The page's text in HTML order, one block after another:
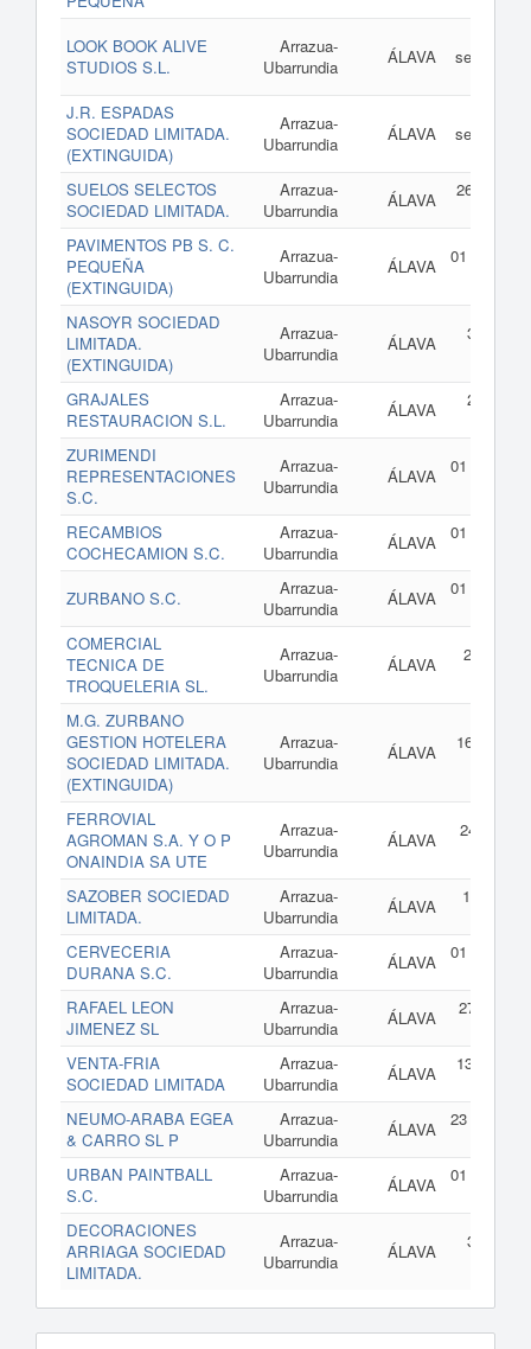
LOOK BOOK ALIVE
STUDIOS S.L.
Arrazua-
Ubarrundia
ÁLAVA
J.R. ESPADAS
SOCIEDAD LIMITADA.
(EXTINGUIDA)
Arrazua-
Ubarrundia
ÁLAVA
SUELOS SELECTOS
SOCIEDAD LIMITADA.
Arrazua-
Ubarrundia
ÁLAVA
26 de
PAVIMENTOS PB S. C.
PEQUEÑA
(EXTINGUIDA)
Arrazua-
Ubarrundia
ÁLAVA
01 de
NASOYR SOCIEDAD
LIMITADA.
(EXTINGUIDA)
Arrazua-
Ubarrundia
ÁLAVA
30 de
GRAJALES
RESTAURACION S.L.
Arrazua-
Ubarrundia
ÁLAVA
22 de
ZURIMENDI
REPRESENTACIONES
S.C.
Arrazua-
Ubarrundia
ÁLAVA
01 de
RECAMBIOS
COCHECAMION S.C.
Arrazua-
Ubarrundia
ÁLAVA
01 de
ZURBANO S.C.
Arrazua-
Ubarrundia
ÁLAVA
01 de
COMERCIAL
TECNICA DE
TROQUELERIA SL.
Arrazua-
Ubarrundia
ÁLAVA
24 de
M.G. ZURBANO
GESTION HOTELERA
SOCIEDAD LIMITADA.
(EXTINGUIDA)
Arrazua-
Ubarrundia
ÁLAVA
16 de
FERROVIAL
AGROMAN S.A. Y O P
ONAINDIA SA UTE
Arrazua-
Ubarrundia
ÁLAVA
24 de
SAZOBER SOCIEDAD
LIMITADA.
Arrazua-
Ubarrundia
ÁLAVA
13 de
CERVECERIA
DURANA S.C.
Arrazua-
Ubarrundia
ÁLAVA
01 de
RAFAEL LEON
JIMENEZ SL
Arrazua-
Ubarrundia
ÁLAVA
27 de
VENTA-FRIA
SOCIEDAD LIMITADA
Arrazua-
Ubarrundia
ÁLAVA
13 de
NEUMO-ARABA EGEA
& CARRO SL P
Arrazua-
Ubarrundia
ÁLAVA
23 de
URBAN PAINTBALL
S.C.
Arrazua-
Ubarrundia
ÁLAVA
01 de
DECORACIONES
ARRIAGA SOCIEDAD
LIMITADA.
Arrazua-
Ubarrundia
ÁLAVA
30 de